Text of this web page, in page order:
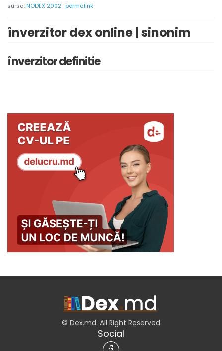
sursa:NODEX 2002 permalink
înverzitor dex online | sinonim
înverzitor definitie
© Dex.md. All Right Reserved
Social